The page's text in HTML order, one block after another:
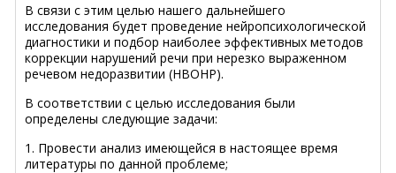
В связи с этим целью нашего дальнейшего
исследования будет проведение нейропсихологической
диагностики и подбор наиболее эффективных методов
коррекции нарушений речи при нерезко выраженном
речевом недоразвитии (НВОНР).
В соответствии с целью исследования были
определены следующие задачи:
1. Провести анализ имеющейся в настоящее время
литературы по данной проблеме;